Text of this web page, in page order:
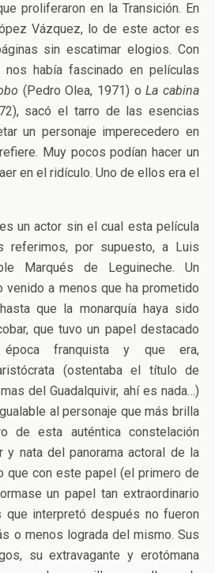
proliferaron en la Transición. En
Vázquez, lo de este actor es
sin escatimar elogios. Con
nos había fascinado en películas
(Pedro Olea, 1971) oLa cabina
sacó el tarro de las esencias
un personaje imperecedero en
Muy pocos podían hacer un
en el ridículo. Uno de ellos era el
un actor sin el cual esta película
referimos, por supuesto, a Luis
Marqués de Leguineche. Un
venido a menos que ha prometido
que la monarquía haya sido
que tuvo un papel destacado
franquista y que era,
(ostentaba el título de
del Guadalquivir, ahí es nada…)
al personaje que más brilla
de esta auténtica constelación
y nata del panorama actoral de la
que con este papel (el primero de
un papel tan extraordinario
interpretó después no fueron
o menos lograda del mismo. Sus
su extravagante y erotómana